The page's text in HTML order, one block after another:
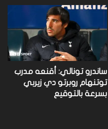
ساندرو تونالي: أقنعه مدرب
توتنهام روبرتو دي زيربي
بسرعة بالتوقيع